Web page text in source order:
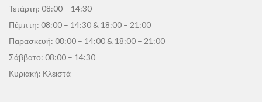
Τετάρτη: 08:00 – 14:30
Πέμπτη: 08:00 – 14:30 & 18:00 – 21:00
Παρασκευή: 08:00 – 14:00 & 18:00 – 21:00
Σάββατο: 08:00 – 14:30
Κυριακή: Κλειστά